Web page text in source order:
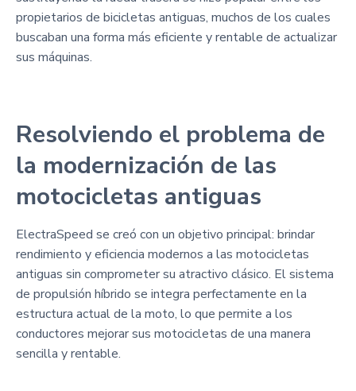
propietarios de bicicletas antiguas, muchos de los cuales
buscaban una forma más eficiente y rentable de actualizar
sus máquinas.
Resolviendo el problema de
la modernización de las
motocicletas antiguas
ElectraSpeed se creó con un objetivo principal: brindar
rendimiento y eficiencia modernos a las motocicletas
antiguas sin comprometer su atractivo clásico. El sistema
de propulsión híbrido se integra perfectamente en la
estructura actual de la moto, lo que permite a los
conductores mejorar sus motocicletas de una manera
sencilla y rentable.